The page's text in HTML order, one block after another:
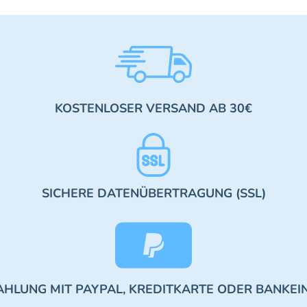
KOSTENLOSER VERSAND AB 30€
SICHERE DATENÜBERTRAGUNG (SSL)
MIT PAYPAL, KREDITKARTE ODER